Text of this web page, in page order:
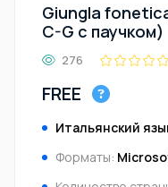
Giungla
C-G с паучком)
276
FREE
Итальянский
Форматы: